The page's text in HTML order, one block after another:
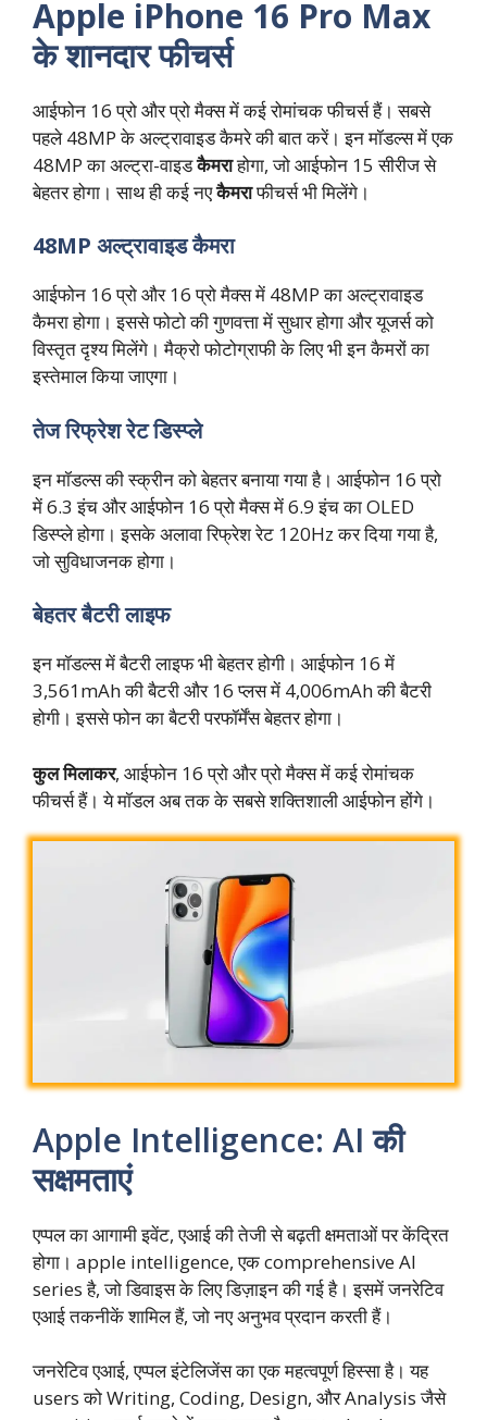
Apple iPhone 16 Pro Max
के शानदार फीचर्स
आईफोन 16 प्रो और प्रो मैक्स में कई रोमांचक फीचर्स हैं। सबसे
पहले 48MP के अल्ट्रावाइड कैमरे की बात करें। इन मॉडल्स में एक
48MP का अल्ट्रा-वाइडकैमराहोगा, जो आईफोन 15 सीरीज से
बेहतर होगा। साथ ही कई नएकैमराफीचर्स भी मिलेंगे।
48MP अल्ट्रावाइड कैमरा
आईफोन 16 प्रो और 16 प्रो मैक्स में 48MP का अल्ट्रावाइड
कैमरा होगा। इससे फोटो की गुणवत्ता में सुधार होगा और यूजर्स को
विस्तृत दृश्य मिलेंगे। मैक्रो फोटोग्राफी के लिए भी इन कैमरों का
इस्तेमाल किया जाएगा।
तेज रिफ्रेश रेट डिस्प्ले
इन मॉडल्स की स्क्रीन को बेहतर बनाया गया है। आईफोन 16 प्रो
में 6.3 इंच और आईफोन 16 प्रो मैक्स में 6.9 इंच का OLED
डिस्प्ले होगा। इसके अलावा रिफ्रेश रेट 120Hz कर दिया गया है,
जो सुविधाजनक होगा।
बेहतर बैटरी लाइफ
इन मॉडल्स में बैटरी लाइफ भी बेहतर होगी। आईफोन 16 में
3,561mAh की बैटरी और 16 प्लस में 4,006mAh की बैटरी
होगी। इससे फोन का बैटरी परफॉर्मेंस बेहतर होगा।
कुल मिलाकर, आईफोन 16 प्रो और प्रो मैक्स में कई रोमांचक
फीचर्स हैं। ये मॉडल अब तक के सबसे शक्तिशाली आईफोन होंगे।
Apple Intelligence: AI की
सक्षमताएं
एप्पल का आगामी इवेंट, एआई की तेजी से बढ़ती क्षमताओं पर केंद्रित
होगा। apple intelligence, एक comprehensive AI
series है, जो डिवाइस के लिए डिज़ाइन की गई है। इसमें जनरेटिव
एआई तकनीकें शामिल हैं, जो नए अनुभव प्रदान करती हैं।
जनरेटिव एआई, एप्पल इंटेलिजेंस का एक महत्वपूर्ण हिस्सा है। यह
users को Writing, Coding, Design, और Analysis जैसे